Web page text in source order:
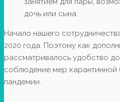
дочь или сына.
Начало нашего
2020 года. Поэтому как
рассматривалось удобство
соблюдение мер карантинной
пандемии.